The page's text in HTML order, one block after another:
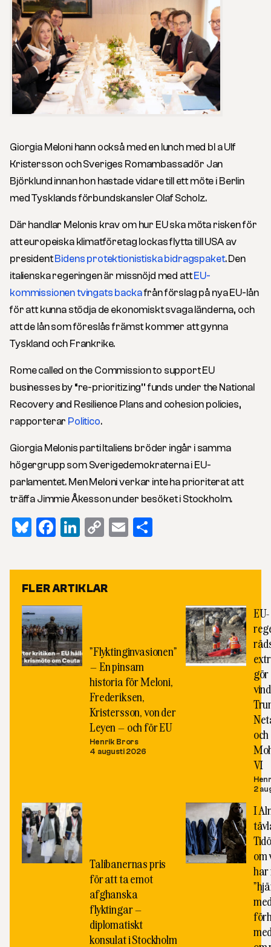
Giorgia Meloni hann också med en lunch med bl a Ulf
Kristersson och Sveriges Romambassadör Jan
Björklund innan hon hastade vidare till ett möte i Berlin
med Tysklands förbundskansler Olaf Scholz.
Där handlar Melonis krav om hur EU ska möta risken för
att europeiska klimatföretag lockas flytta till USA av
presidentBidens protektionistiska bidragspaket. Den
italienska regeringen är missnöjd med attEU-
kommissionen tvingats backafrån förslag på nya EU-lån
för att kunna stödja de ekonomiskt svaga länderna, och
att de lån som föreslås främst kommer att gynna
Tyskland och Frankrike.
Rome called on the Commission to support EU
businesses by “re-prioritizing’’ funds under the National
Recovery and Resilience Plans and cohesion policies,
rapporterar Politico.
Giorgia Melonis parti Italiens bröder ingår i samma
högergrupp som Sverigedemokraterna i EU-
parlamentet. Men Meloni verkar inte ha prioriterat att
träffa Jimmie Åkesson under besöket i Stockholm.
Bluesky
Facebook
LinkedIn
CopyEmail
FLER ARTIKLAR
”Flyktinginvasionen”
– En pinsam
historia för Meloni,
Frederiksen,
Kristersson, von der
Leyen – och för EU
Henrik Brors
4 augusti 2026
EU-
och
VI
2
Talibanernas pris
för att ta emot
afghanska
flyktingar –
diplomatiskt
konsulat i Stockholm
I
om
har